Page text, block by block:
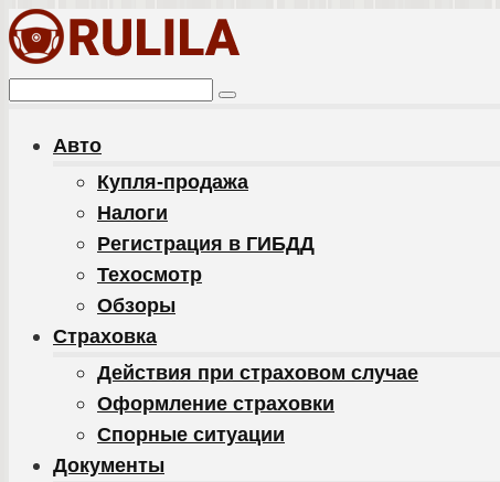
Перейти
к
контенту
Поиск:
Авто
Купля-продажа
Налоги
Регистрация в ГИБДД
Техосмотр
Обзоры
Cтраховка
Действия при страховом случае
Оформление страховки
Спорные ситуации
Документы